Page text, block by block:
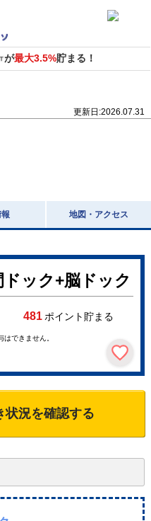
が最大3.5%貯まる！
更新日:2026.07.31
地図・アクセス
ドック+脳ドック
481ポイント貯まる
できません。
況を確認する